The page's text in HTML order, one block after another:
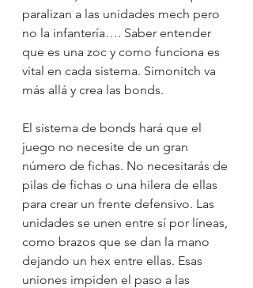
paralizan a las unidades mech pero
no la infantería…. Saber entender
que es una zoc y como funciona es
vital en cada sistema. Simonitch va
más allá y crea las bonds.
El sistema de bonds hará que el
juego no necesite de un gran
número de fichas. No necesitarás de
pilas de fichas o una hilera de ellas
para crear un frente defensivo. Las
unidades se unen entre sí por líneas,
como brazos que se dan la mano
dejando un hex entre ellas. Esas
uniones impiden el paso a las